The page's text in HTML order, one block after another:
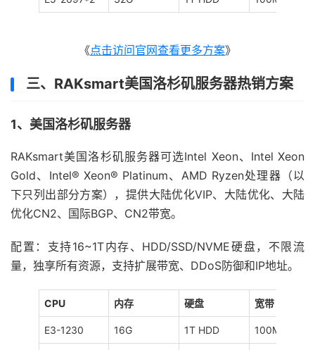
《点击访问官网查看更多方案》
三、RAKsmart美国洛杉矶服务器热销方案
1、美国洛杉矶服务器
RAKsmart美国洛杉矶服务器可选Intel Xeon、Intel Xeon
Gold、Intel® Xeon® Platinum、AMD Ryzen处理器（以
下只列出部分方案），提供大陆优化VIP、大陆优化、大陆
优化CN2、国际BGP、CN2带宽。
配置：支持16~1T内存、HDD/SSD/NVME硬盘，不限流
量，独享所有资源，支持扩展带宽、DDoS防御和IP地址。
CPU 内存 硬盘 宽带
E3-1230 16G 1T HDD 100M